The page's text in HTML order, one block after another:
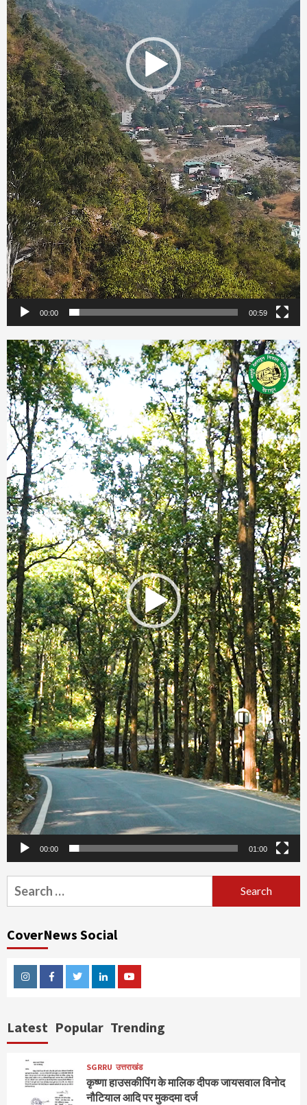
00:00 00:59
Video
Player
00:00 01:00
Search
for:
CoverNews Social
InstagramFacebookTwitterLinkedinYoutube
Latest Popular Trending
SGRRU उत्तराखंड
कृष्णा हाउसकीपिंग के मालिक दीपक जायसवाल विनोद
नौटियाल आदि पर मुकदमा दर्ज